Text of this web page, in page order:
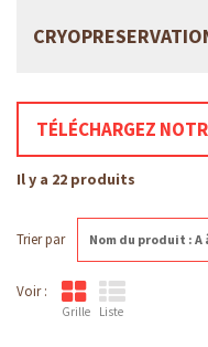
TÉLÉCHARGEZ
Il y a 22 produits
Trier par Nom du produit : A
Voir :
Grille Liste